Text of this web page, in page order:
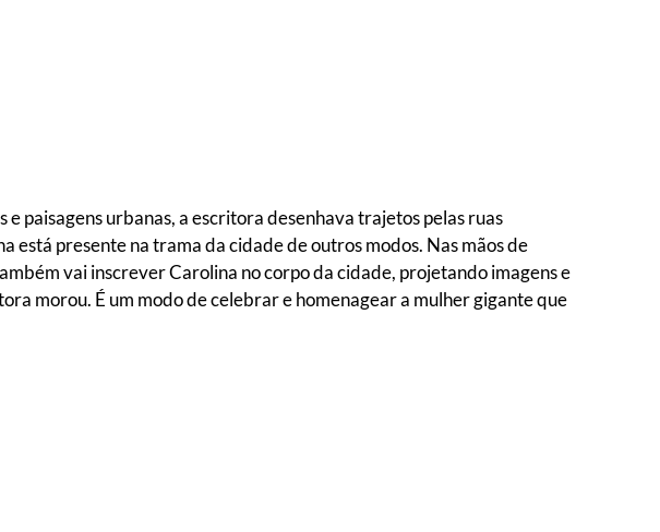
paisagens urbanas, a escritora desenhava trajetos pelas ruas
presente na trama da cidade de outros modos. Nas mãos de
vai inscrever Carolina no corpo da cidade, projetando imagens e
morou. É um modo de celebrar e homenagear a mulher gigante que